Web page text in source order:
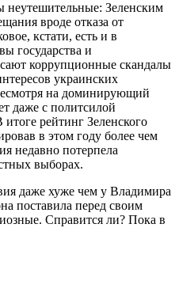
неутешительные: Зеленским
вроде отказа от
кстати, есть и в
государства и
коррупционные скандалы
украинских
на доминирующий
даже с политсилой
рейтинг Зеленского
в этом году более чем
недавно потерпела
выборах.
даже хуже чем у Владимира
поставила перед своим
Справится ли? Пока в